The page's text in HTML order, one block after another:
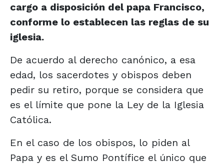
cargo a disposición del papa Francisco,
conforme lo establecen las reglas de su
iglesia.
De acuerdo al derecho canónico, a esa
edad, los sacerdotes y obispos deben
pedir su retiro, porque se considera que
es el límite que pone la Ley de la Iglesia
Católica.
En el caso de los obispos, lo piden al
Papa y es el Sumo Pontífice el único que